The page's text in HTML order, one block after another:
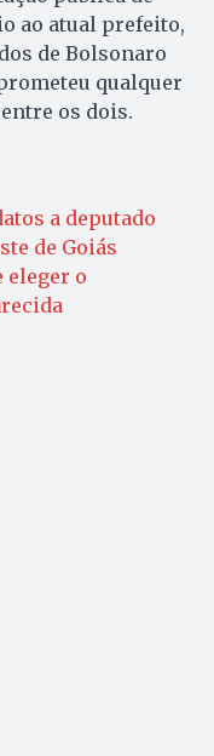
ao atual prefeito,
de Bolsonaro
qualquer
os dois.
a deputado
de Goiás
eleger o